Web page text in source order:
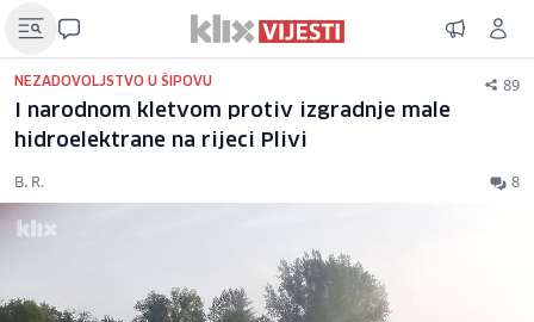
NEZADOVOLJSTVO U ŠIPOVU 89
I narodnom kletvom protiv izgradnje male
hidroelektrane na rijeci Plivi
B. R. 8